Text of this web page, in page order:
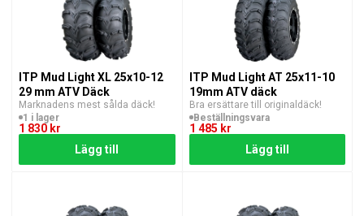
ITP Mud Light XL 25x10-12
29 mm ATV Däck
Marknadens mest sålda däck!
1 i lager
1 830 kr
Lägg till
ITP Mud Light AT 25x11-10
19mm ATV däck
Bra ersättare till originaldäck!
Beställningsvara
1 485 kr
Lägg till